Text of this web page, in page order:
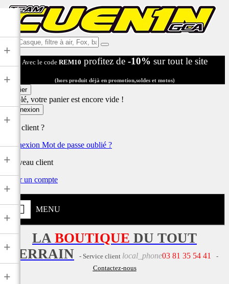
Ex:
Casque,
filtre
air,
Fox,
...
Avec le code REM10 profitez de -10% sur tout le site
(hors produit déjà en promotion,soldes et motos)
Panier
Désolé, votre panier est encore vide !
Connexion
Déjà client ?
Connexion Mot de passe oublié ?
Nouveau client
Créer un compte
MENU
+
+
+
+
+
+
+
+
LA BOUTIQUE DU TOUT
TERRAIN
- Service client local_phone03 81 35 54 41
-
Contactez-nous